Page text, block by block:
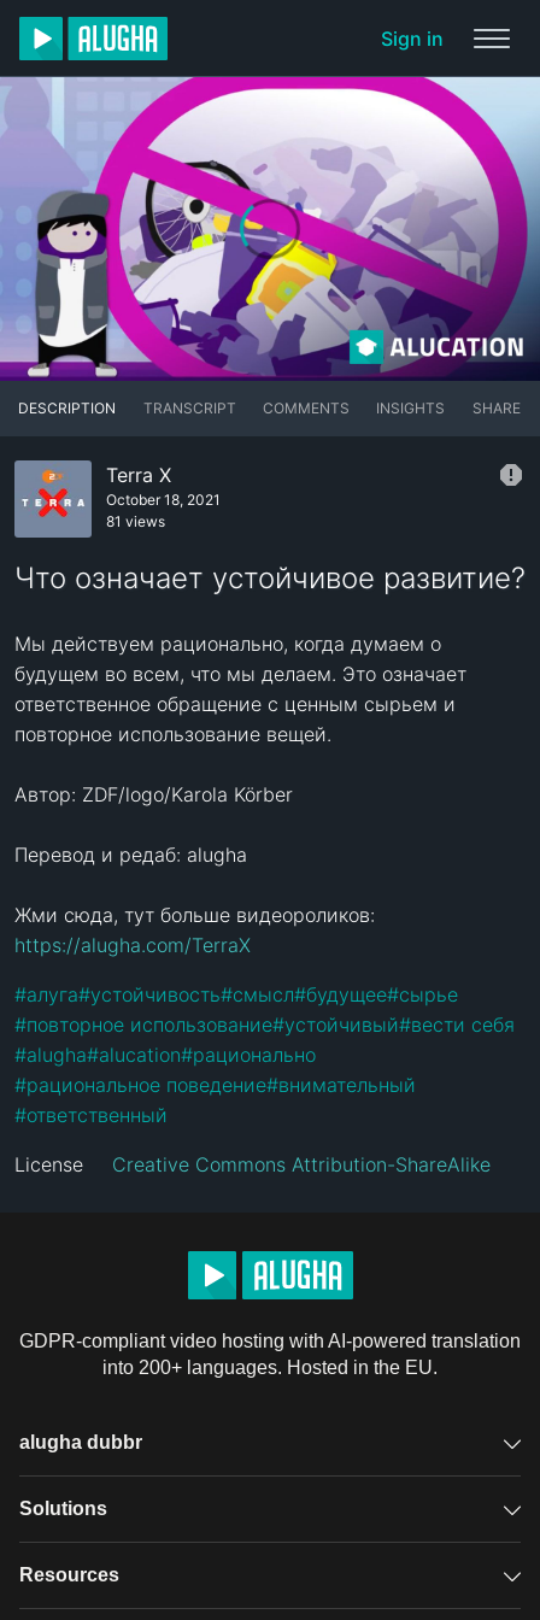
Sign in
DESCRIPTION TRANSCRIPT COMMENTS INSIGHTS SHARE
Terra X
October 18, 2021
81 views
Что означает устойчивое развитие?
Мы действуем рационально, когда думаем о
будущем во всем, что мы делаем. Это означает
ответственное обращение с ценным сырьем и
повторное использование вещей.
Автор: ZDF/logo/Karola Körber
Перевод и редаб: alugha
https://alugha.com/TerraX
#алуга#устойчивость#смысл#будущее#сырье
#повторное использование#устойчивый#вести себя
#alugha#alucation#рационально
#рациональное поведение#внимательный
#ответственный
License Creative Commons Attribution-ShareAlike
GDPR-compliant video hosting with AI-powered translation
into 200+ languages. Hosted in the EU.
alugha dubbr
Overview
Solutions
GDPR video hosting
Resources